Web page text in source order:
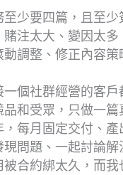
少要四篇，且至少
注太大、變因太多
調整、修正內容策
個社群經營的客戶
和受眾，只做一篇
每月固定交付、
問題、一起討論解
合約綁太久，而我